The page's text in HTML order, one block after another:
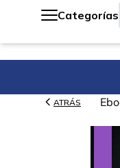
Categorías
ATRÁS